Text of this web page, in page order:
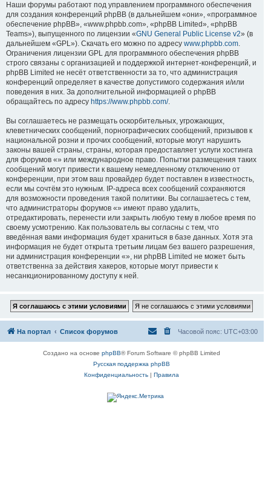
Наши форумы работают под управлением программного обеспечения
для создания конференций phpBB (в дальнейшем «они», «программное
обеспечение phpBB», «www.phpbb.com», «phpBB Limited», «phpBB
Teams»), выпущенного по лицензии «GNU General Public License v2» (в
дальнейшем «GPL»). Скачать его можно по адресу www.phpbb.com.
Ограничения лицензии GPL для программного обеспечения phpBB
строго связаны с организацией и поддержкой интернет-конференций, и
phpBB Limited не несёт ответственности за то, что администрация
конференций определяет в качестве допустимого содержания и/или
поведения в них. За дополнительной информацией о phpBB
обращайтесь по адресу https://www.phpbb.com/.
Вы соглашаетесь не размещать оскорбительных, угрожающих,
клеветнических сообщений, порнографических сообщений, призывов к
национальной розни и прочих сообщений, которые могут нарушить
законы вашей страны, страны, которая предоставляет услуги хостинга
для форумов «» или международное право. Попытки размещения таких
сообщений могут привести к вашему немедленному отключению от
конференции, при этом ваш провайдер будет поставлен в известность,
если мы сочтём это нужным. IP-адреса всех сообщений сохраняются
для возможности проведения такой политики. Вы соглашаетесь с тем,
что администраторы форумов «» имеют право удалить,
отредактировать, перенести или закрыть любую тему в любое время по
своему усмотрению. Как пользователь вы согласны с тем, что
введённая вами информация будет храниться в базе данных. Хотя эта
информация не будет открыта третьим лицам без вашего разрешения,
ни администрация конференции «», ни phpBB Limited не может быть
ответственна за действия хакеров, которые могут привести к
несанкционированному доступу к ней.
На портал Список форумов Часовой пояс: UTC+03:00
Создано на основеphpBB® Forum Software © phpBB Limited
Русская поддержка phpBB
Конфиденциальность
Правила